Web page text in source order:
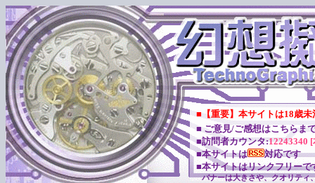
■【重要】本サイトは18歳
■ ご意見/ご感想はこちらま
■訪問者カウンタ:12243340
■本サイトは
対応です
■本サイトはリンクフリーで
バナーは大きさや、クオリティ